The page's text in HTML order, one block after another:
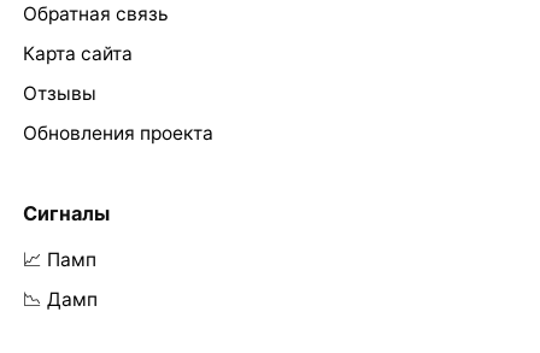
Обратная связь
Карта сайта
Отзывы
Обновления проекта
Сигналы
📈 Памп
📉 Дамп